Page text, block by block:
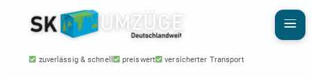
zuverlässig & schnell preiswert versicherter Transport